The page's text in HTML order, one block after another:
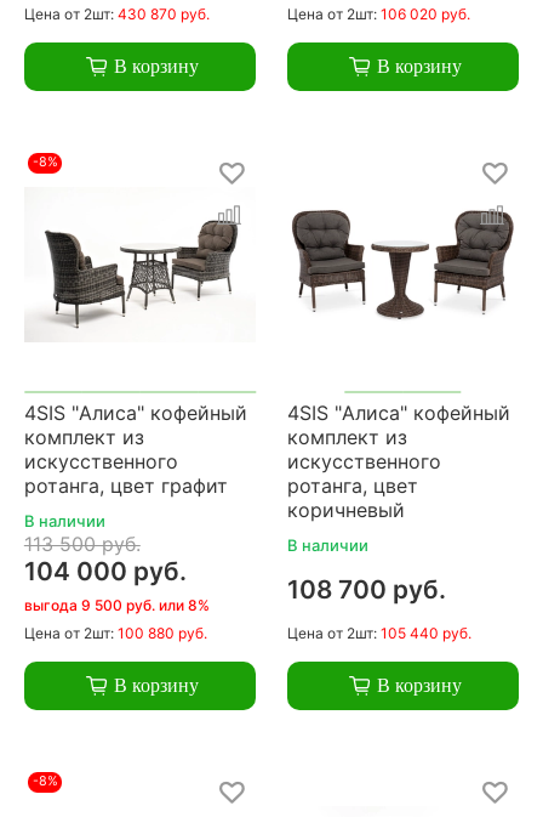
Цена от 2шт: 430 870 руб.
В корзину
Цена от 2шт: 106 020 руб.
В корзину
-8%
4SIS "Алиса" кофейный
комплект из
искусственного
ротанга, цвет графит
В наличии
113 500 руб.
104 000 руб.
выгода 9 500 руб. или 8%
Цена от 2шт: 100 880 руб.
В корзину
4SIS "Алиса" кофейный
комплект из
искусственного
ротанга, цвет
коричневый
В наличии
108 700 руб.
Цена от 2шт: 105 440 руб.
В корзину
-8%